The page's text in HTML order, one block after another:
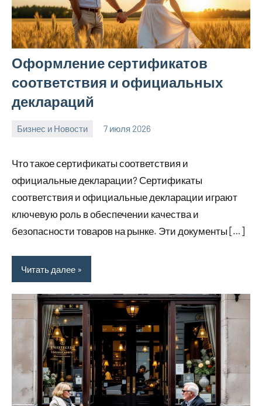
Оформление сертификатов
соответствия и официальных
деклараций
Бизнес и Новости 7 июля 2026
Что такое сертификаты соответствия и
официальные декларации? Сертификаты
соответствия и официальные декларации играют
ключевую роль в обеспечении качества и
безопасности товаров на рынке. Эти документы […]
Читать далее